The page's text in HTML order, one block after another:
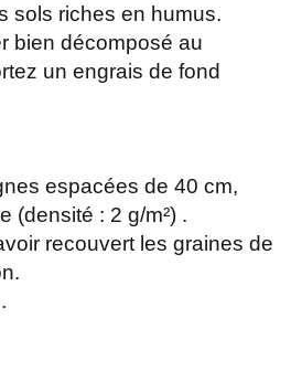
sols riches en humus.
bien décomposé au
un engrais de fond
espacées de 40 cm,
(densité : 2 g/m²) .
recouvert les graines de